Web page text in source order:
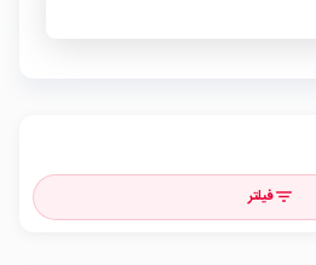
filter_listفیلتر